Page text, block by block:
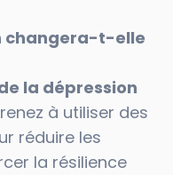
changera-t-elle
la dépression
à utiliser des
réduire les
la résilience